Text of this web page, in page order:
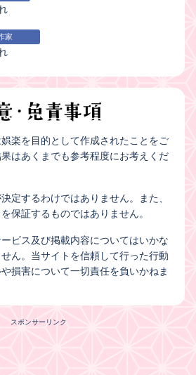
家
楽を目的として作成されたことをご
はあくまでも参考程度にお考えくだ
定するわけではありません。また、
保証するものではありません。
ビス及び掲載内容についてはいかな
ん。当サイトを信頼して行った行動
損害について一切責任を負いかねま
スポンサーリンク